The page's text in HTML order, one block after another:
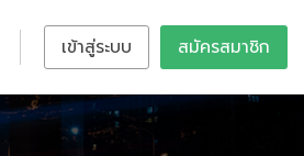
เข้าสู่ระบบ สมัครสมาชิก